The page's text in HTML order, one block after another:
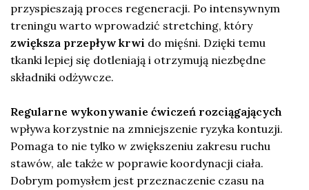
przyspieszają proces regeneracji. Po intensywnym
treningu warto wprowadzić stretching, który
zwiększa przepływ krwi do mięśni. Dzięki temu
tkanki lepiej się dotleniają i otrzymują niezbędne
składniki odżywcze.
Regularne wykonywanie ćwiczeń rozciągających
wpływa korzystnie na zmniejszenie ryzyka kontuzji.
Pomaga to nie tylko w zwiększeniu zakresu ruchu
stawów, ale także w poprawie koordynacji ciała.
Dobrym pomysłem jest przeznaczenie czasu na